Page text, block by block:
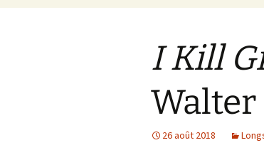
I Kill
Walter
26 août 2018